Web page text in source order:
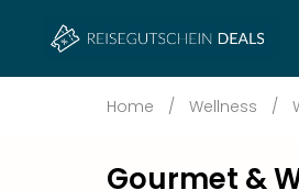
Home / Wellness /
Gourmet &